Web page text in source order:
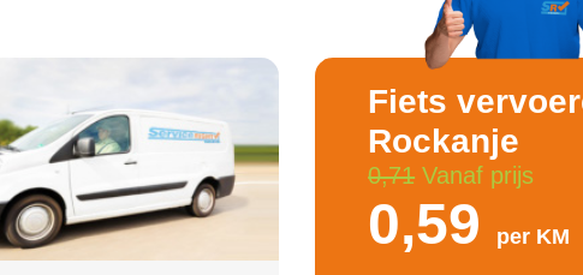
Fiets
Rockanje
0,71 Vanaf prijs
0,59 per KM